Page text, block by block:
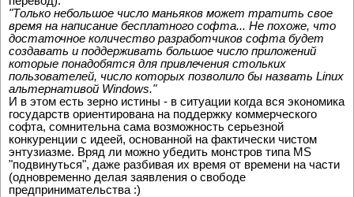
"Только небольшое число маньяков может тратить свое
время на написание бесплатного софта... Не похоже, что
достаточное количество разработчиков софта будет
создавать и поддерживать большое число приложений
которые понадобятся для привлечения стольких
пользователей, число которых позволило бы назвать Linux
альтернативой Windows."
И в этом есть зерно истины - в ситуации когда вся экономика
государств ориентирована на поддержку коммерческого
софта, сомнительна сама возможность серьезной
конкуренции с идеей, основанной на фактически чистом
энтузиазме. Вряд ли можно убедить монстров типа MS
"подвинуться", даже разбивая их время от времени на части
(одновременно делая заявления о свободе
предпринимательства :)